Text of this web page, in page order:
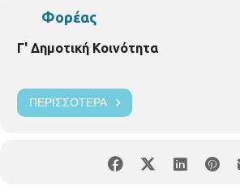
Φορέας
Γ' Δημοτική Κοινότητα
ΠΕΡΙΣΣΌΤΕΡΑ